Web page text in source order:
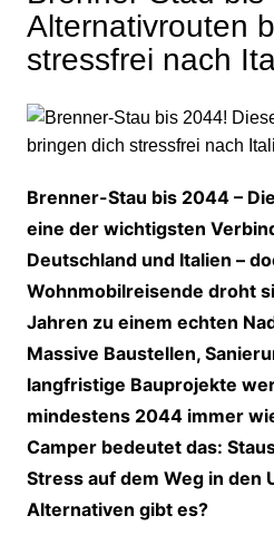
Alternativrouten
stressfrei nach
Brenner-Stau bis 2044 –
eine der wichtigsten
Deutschland und Italien –
Wohnmobilreisende droht
Jahren zu einem echten
Massive Baustellen,
langfristige Bauprojekte
mindestens 2044 immer
Camper bedeutet das:
Stress auf dem Weg in den
Alternativen gibt es?